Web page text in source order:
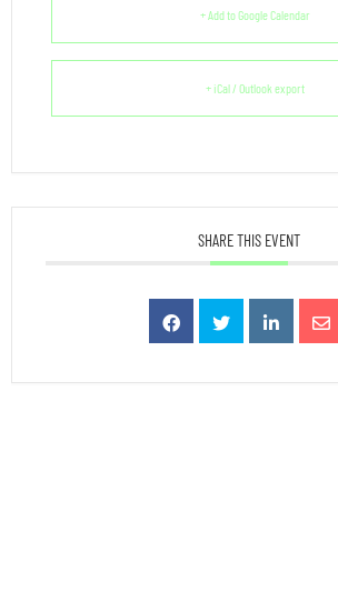
+ Add to Google Calendar
+ iCal / Outlook export
SHARE THIS EVENT